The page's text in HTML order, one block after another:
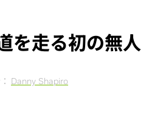
を走る初の無人
Danny Shapiro